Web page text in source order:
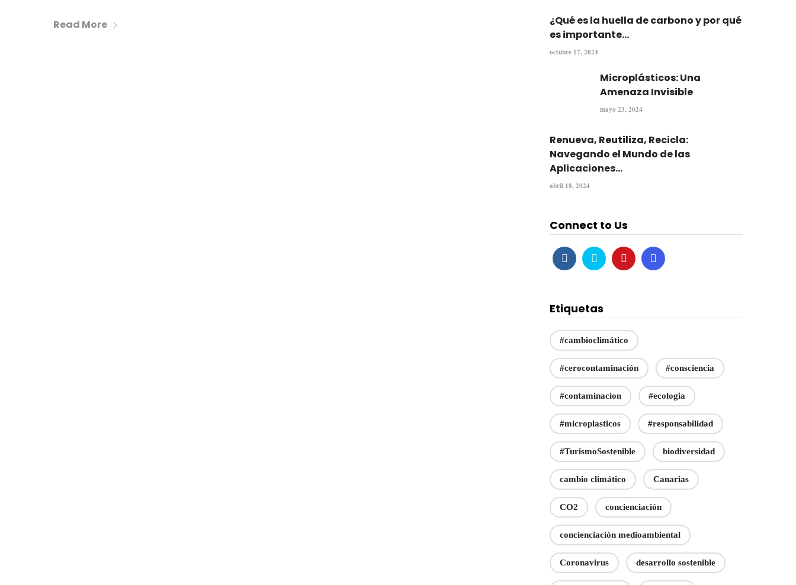
Read More
¿Qué es la huella de carbono y por qué
es importante...
octubre 17, 2024
Microplásticos: Una
Amenaza Invisible
mayo 23, 2024
Renueva, Reutiliza, Recicla:
Navegando el Mundo de las
Aplicaciones...
abril 18, 2024
Connect to Us
Etiquetas
#cambioclimático
#cerocontaminación #consciencia
#contaminacion #ecologia
#microplasticos #responsabilidad
#TurismoSostenible biodiversidad
cambio climático Canarias
CO2 concienciación
concienciación medioambiental
Coronavirus desarrollo sostenible